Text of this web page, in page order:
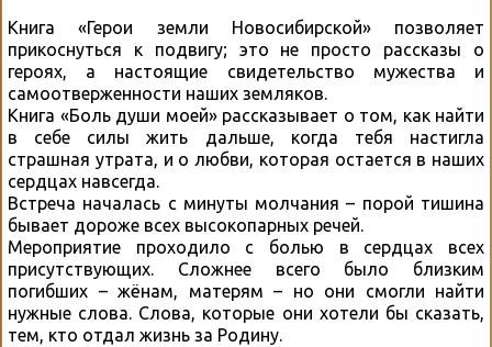
Книга «Герои земли Новосибирской» позволяет
прикоснуться к подвигу; это не просто рассказы о
героях, а настоящие свидетельство мужества и
самоотверженности наших земляков.
Книга «Боль души моей» рассказывает о том, как найти
в себе силы жить дальше, когда тебя настигла
страшная утрата, и о любви, которая остается в наших
сердцах навсегда.
Встреча началась с минуты молчания – порой тишина
бывает дороже всех высокопарных речей.
Мероприятие проходило с болью в сердцах всех
присутствующих. Сложнее всего было близким
погибших – жёнам, матерям – но они смогли найти
нужные слова. Слова, которые они хотели бы сказать,
тем, кто отдал жизнь за Родину.